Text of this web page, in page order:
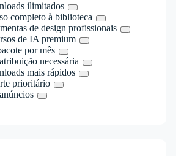
ilimitados
completo à biblioteca
de design profissionais
de IA premium
por mês
necessária
mais rápidos
prioritário